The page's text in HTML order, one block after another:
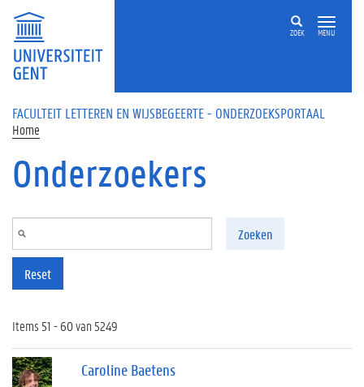
Overslaan en naar de inhoud gaan
ZOEK MENU
FACULTEIT LETTEREN EN WIJSBEGEERTE - ONDERZOEKSPORTAAL
Home
Onderzoekers
Zoeken
Reset
Items 51 - 60 van 5249
Caroline Baetens